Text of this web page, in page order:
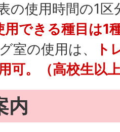
の使用時間の1区
用できる種目は1
室の使用は、
ト
可。（高校生以
内